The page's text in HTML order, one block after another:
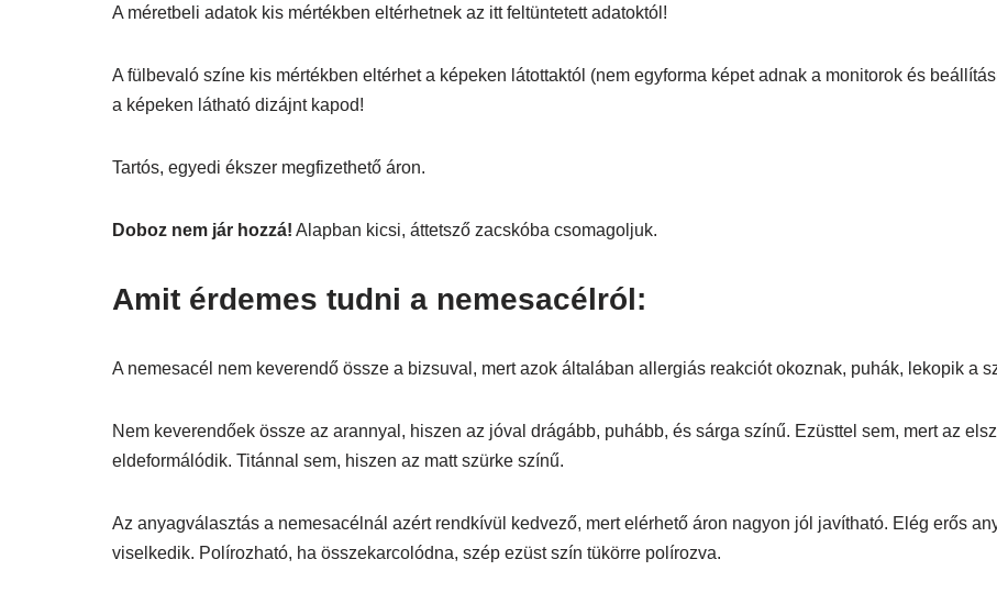
A méretbeli adatok kis mértékben eltérhetnek az itt feltüntetett adatoktól!
A fülbevaló színe kis mértékben eltérhet a képeken látottaktól (nem egyforma képet adnak a monitorok és
a képeken látható dizájnt kapod!
Tartós, egyedi ékszer megfizethető áron.
Doboz nem jár hozzá! Alapban kicsi, áttetsző zacskóba csomagoljuk.
Amit érdemes tudni a nemesacélról:
A nemesacél nem keverendő össze a bizsuval, mert azok általában allergiás reakciót okoznak, puhák, lekopik a
Nem keverendőek össze az arannyal, hiszen az jóval drágább, puhább, és sárga színű. Ezüsttel sem, mert az
eldeformálódik. Titánnal sem, hiszen az matt szürke színű.
Az anyagválasztás a nemesacélnál azért rendkívül kedvező, mert elérhető áron nagyon jól javítható. Elég erős
viselkedik. Polírozható, ha összekarcolódna, szép ezüst szín tükörre polírozva.